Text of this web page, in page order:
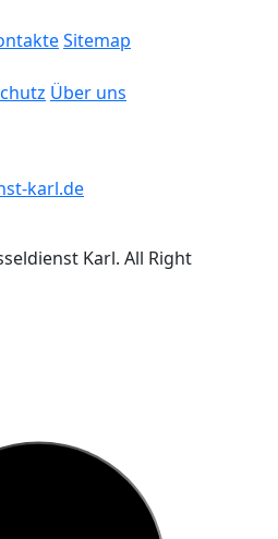
Sitemap
Über uns
karl.de
Karl. All Right